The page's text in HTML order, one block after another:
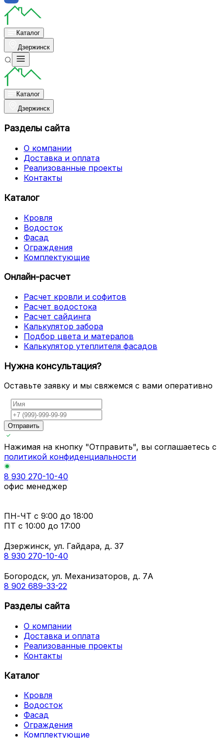
Каталог
Дзержинск
Каталог
Дзержинск
Разделы сайта
О компании
Доставка и оплата
Реализованные проекты
Контакты
Каталог
Кровля
Водосток
Фасад
Ограждения
Комплектующие
Онлайн-расчет
Расчет кровли и софитов
Расчет водостока
Расчет сайдинга
Калькулятор забора
Подбор цвета и матералов
Калькулятор утеплителя фасадов
Нужна консультация?
Оставьте заявку и мы свяжемся с вами оперативно
Отправить
Нажимая на кнопку "Отправить", вы соглашаетесь с
политикой конфиденциальности
8 930 270-10-40
офис менеджер
ПН-ЧТ с 9:00 до 18:00
ПТ с 10:00 до 17:00
Дзержинск, ул. Гайдара, д. 37
8 930 270-10-40
Богородск, ул. Механизаторов, д. 7А
8 902 689-33-22
Разделы сайта
О компании
Доставка и оплата
Реализованные проекты
Контакты
Каталог
Кровля
Водосток
Фасад
Ограждения
Комплектующие